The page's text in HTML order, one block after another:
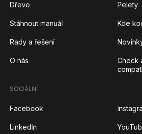
Dřevo Pelety
Stáhnout manuál Kde
Rady a řešení
O nás
Check
SOCIÁLNÍ
Facebook
LinkedIn